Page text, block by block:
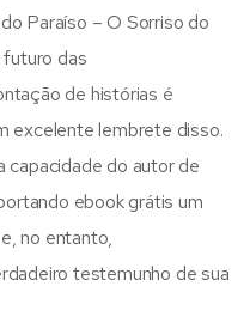
Paraíso – O Sorriso do
das
de histórias é
excelente lembrete disso.
capacidade do autor de
ebook grátis um
no entanto,
testemunho de sua